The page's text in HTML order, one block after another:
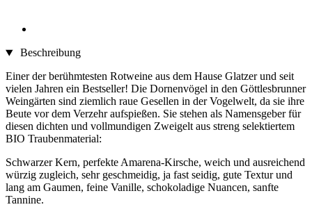
Beschreibung
Einer der berühmtesten Rotweine aus dem Hause Glatzer und seit
vielen Jahren ein Bestseller! Die Dornenvögel in den Göttlesbrunner
Weingärten sind ziemlich raue Gesellen in der Vogelwelt, da sie ihre
Beute vor dem Verzehr aufspießen. Sie stehen als Namensgeber für
diesen dichten und vollmundigen Zweigelt aus streng selektiertem
BIO Traubenmaterial:
Schwarzer Kern, perfekte Amarena-Kirsche, weich und ausreichend
würzig zugleich, sehr geschmeidig, ja fast seidig, gute Textur und
lang am Gaumen, feine Vanille, schokoladige Nuancen, sanfte
Tannine.